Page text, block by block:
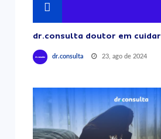
dr.consulta doutor em cuidar
dr.consulta 23, ago de 2024